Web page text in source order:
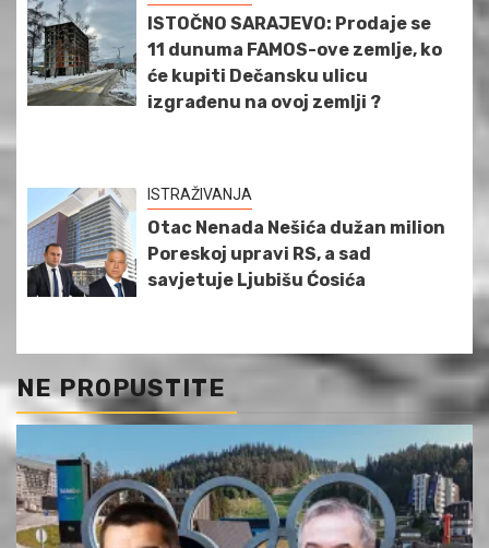
ISTOČNO SARAJEVO: Prodaje se
11 dunuma FAMOS-ove zemlje, ko
će kupiti Dečansku ulicu
izgrađenu na ovoj zemlji ?
ISTRAŽIVANJA
Otac Nenada Nešića dužan milion
Poreskoj upravi RS, a sad
savjetuje Ljubišu Ćosića
NE PROPUSTITE